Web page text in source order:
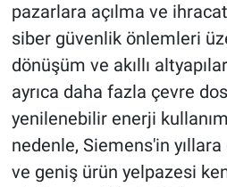
pazarlara açılma ve
siber güvenlik önlemleri
dönüşüm ve akıllı
ayrıca daha fazla çevre
yenilenebilir enerji
nedenle, Siemens'in
ve geniş ürün yelpazesi